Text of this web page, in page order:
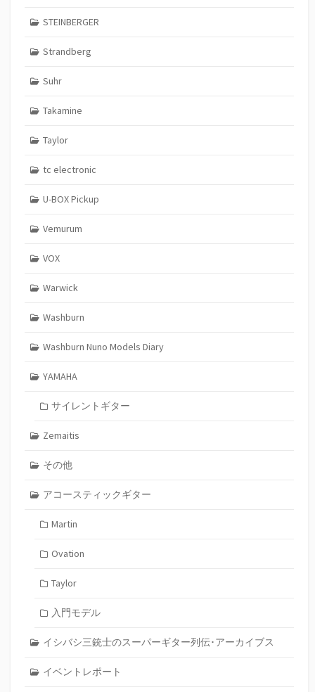
STEINBERGER
Strandberg
Suhr
Takamine
Taylor
tc electronic
U-BOX Pickup
Vemurum
VOX
Warwick
Washburn
Washburn Nuno Models Diary
YAMAHA
サイレントギター
Zemaitis
その他
アコースティックギター
Martin
Ovation
Taylor
入門モデル
イシバシ三銃士のスーパーギター列伝･アーカイブス
イベントレポート